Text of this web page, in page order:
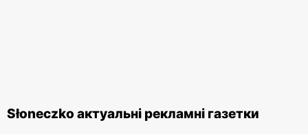
Słoneczko актуальні рекламні газетки